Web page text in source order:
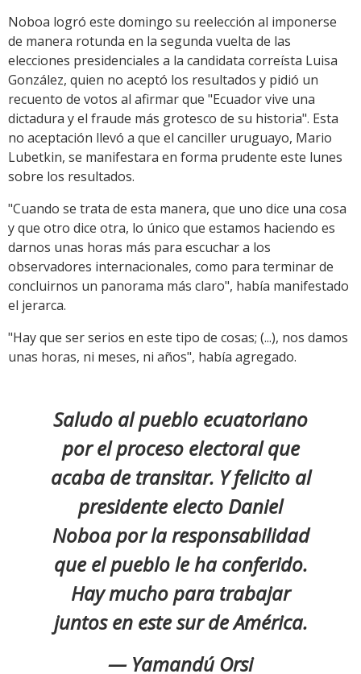
Noboa logró este domingo su reelección al imponerse
de manera rotunda en la segunda vuelta de las
elecciones presidenciales a la candidata correísta Luisa
González, quien no aceptó los resultados y pidió un
recuento de votos al afirmar que "Ecuador vive una
dictadura y el fraude más grotesco de su historia". Esta
no aceptación llevó a que el canciller uruguayo, Mario
Lubetkin, se manifestara en forma prudente este lunes
sobre los resultados.
"Cuando se trata de esta manera, que uno dice una cosa
y que otro dice otra, lo único que estamos haciendo es
darnos unas horas más para escuchar a los
observadores internacionales, como para terminar de
concluirnos un panorama más claro", había manifestado
el jerarca.
"Hay que ser serios en este tipo de cosas; (...), nos damos
unas horas, ni meses, ni años", había agregado.
Saludo al pueblo ecuatoriano
por el proceso electoral que
acaba de transitar. Y felicito al
presidente electo Daniel
Noboa por la responsabilidad
que el pueblo le ha conferido.
Hay mucho para trabajar
juntos en este sur de América.
— Yamandú Orsi